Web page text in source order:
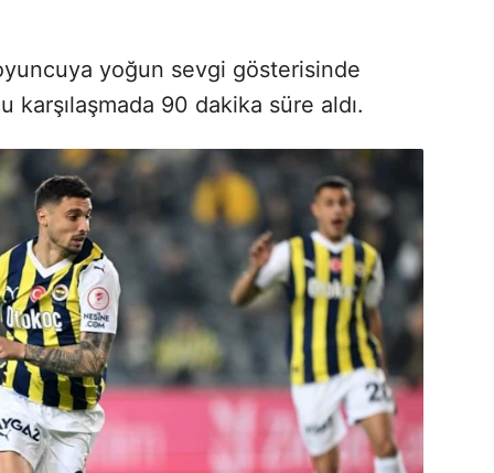
yoğun sevgi gösterisinde
90 dakika süre aldı.